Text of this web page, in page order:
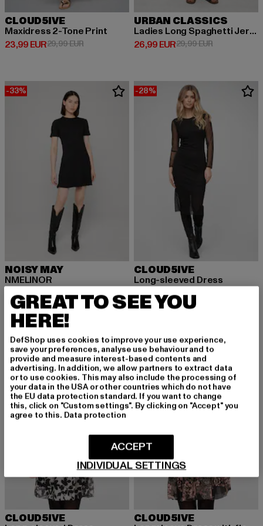
CLOUD5IVE
Maxidress 2-Tone Print
23,99 EUR
Derzeitiger Preis: 23,99 EUR
29,99 EURAktionspreis: 29,99 EUR
URBAN CLASSICS
Ladies Long Spaghetti Jersey Dress
26,99 EUR
Derzeitiger Preis: 26,99 EUR
29,99 EURAktionspreis:
-33%
NOISY MAY
NMELINOR
26,79 EUR
Derzeitiger Preis: 26,79 EUR
39,99 EURAktionspreis: 39,99 EUR
-28%
CLOUD5IVE
Long-sleeved Dress
28,79 EUR
Derzeitiger Preis: 28,79 EUR
39,99 EUR
-20%
CLOUD5IVE
-30%
CLOUD5IVE
GREAT TO SEE YOU
HERE!
DefShop uses cookies to improve your use experience,
save your preferences, analyse use behaviour and to
provide and measure interest-based contents and
advertising. In addition, we allow partners to extract data
or to use cookies. This may also include the processing of
your data in the USA or other countries which do not have
the EU data protection standard. If you want to change
this, click on "Custom settings". By clicking on "Accept" you
agree to this. Data protection
INDIVIDUAL SETTINGS
ACCEPT